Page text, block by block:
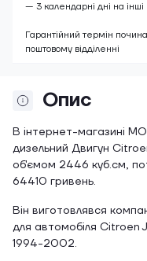
Опис
В інтернет-магазині
дизельний Двигун
об'ємом 2446 куб.см,
64410 гривень.
Він виготовлявся
для автомобіля Citroen
1994-2002.
— 3 календарні дні на інші
Гарантійний термін
поштовому відділенні